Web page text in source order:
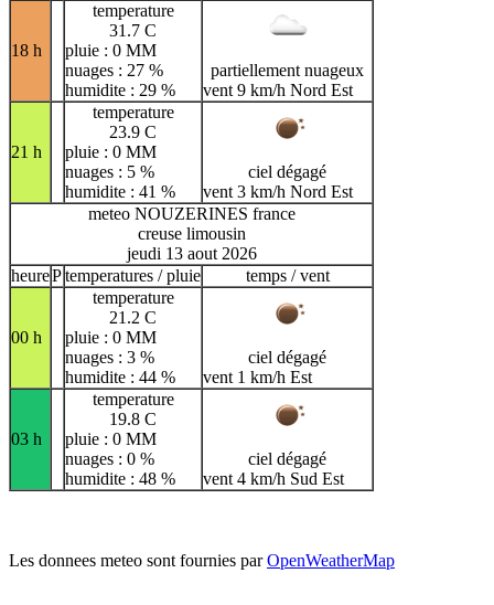
18 h
temperature
31.7 C
pluie : 0 MM
nuages : 27 %
humidite : 29 %
partiellement nuageux
vent 9 km/h Nord Est
21 h
temperature
23.9 C
pluie : 0 MM
nuages : 5 %
humidite : 41 %
ciel dégagé
vent 3 km/h Nord Est
meteo NOUZERINES france
creuse limousin
jeudi 13 aout 2026
heurePtemperatures / pluie temps / vent
00 h
temperature
21.2 C
pluie : 0 MM
nuages : 3 %
humidite : 44 %
ciel dégagé
vent 1 km/h Est
03 h
temperature
19.8 C
pluie : 0 MM
nuages : 0 %
humidite : 48 %
ciel dégagé
vent 4 km/h Sud Est
Les donnees meteo sont fournies parOpenWeatherMap